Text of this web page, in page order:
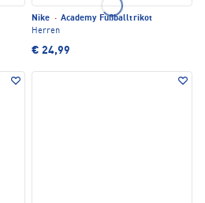
Nike · Academy Fußballtrikot
Herren
€ 24,99